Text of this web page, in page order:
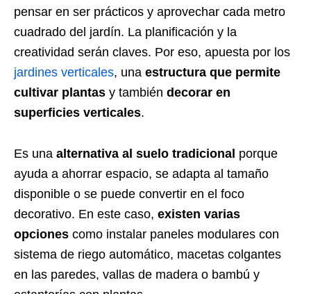
pensar en ser prácticos y aprovechar cada metro
cuadrado del jardín. La planificación y la
creatividad serán claves. Por eso, apuesta por los
jardines verticales, una estructura que permite
cultivar plantas y también decorar en
superficies verticales.
Es una alternativa al suelo tradicional porque
ayuda a ahorrar espacio, se adapta al tamaño
disponible o se puede convertir en el foco
decorativo. En este caso, existen varias
opciones como instalar paneles modulares con
sistema de riego automático, macetas colgantes
en las paredes, vallas de madera o bambú y